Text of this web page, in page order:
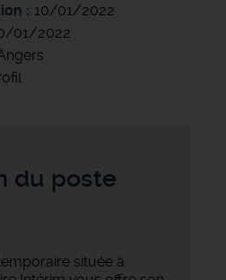
10/01/2022
01/2022
du poste
située à